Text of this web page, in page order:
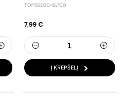
TOP5620046/100
7,99 €
Į KREPŠELĮ